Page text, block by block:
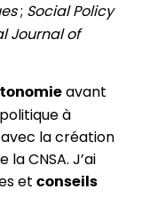
; Social Policy
Journal of
avant
à
la création
CNSA. J’ai
et conseils